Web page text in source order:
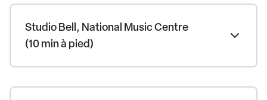
Studio Bell, National Music Centre
(10 min à pied)